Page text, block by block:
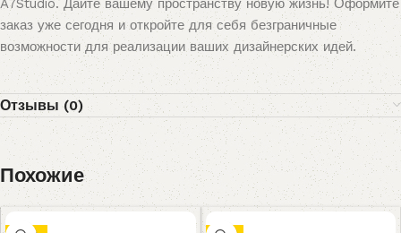
A7Studio. Дайте вашему пространству новую жизнь! Оформите
заказ уже сегодня и откройте для себя безграничные
возможности для реализации ваших дизайнерских идей.
Отзывы (0)
Похожие